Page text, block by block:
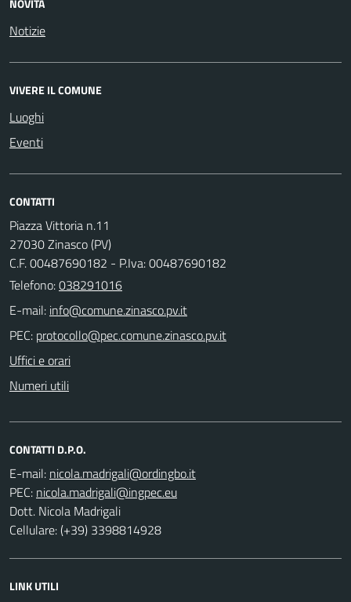
NOVITÀ
Notizie
VIVERE IL COMUNE
Luoghi
Eventi
CONTATTI
Piazza Vittoria n.11
27030 Zinasco (PV)
C.F. 00487690182 - P.Iva: 00487690182
Telefono:038291016
E-mail:
PEC:
Uffici e orari
Numeri utili
CONTATTI D.P.O.
E-mail:
PEC:
Dott. Nicola Madrigali
Cellulare: (+39) 3398814928
LINK UTILI